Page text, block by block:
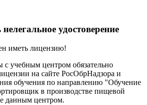
удостоверение
иметь лицензию!
с учебным центром обязательно
на сайте РосОбрНадзора и
обучения по направлению "Обучение
в производстве пищевой
данным центром.